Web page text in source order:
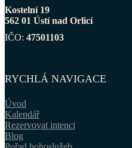
Kostelní 19
562 01 Ústí nad Orlicí
IČO: 47501103
RYCHLÁ NAVIGACE
Úvod
Kalendář
Rezervovat intenci
Blog